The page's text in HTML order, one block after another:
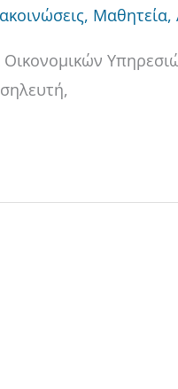
, Μαθητεία,
Οικονομικών